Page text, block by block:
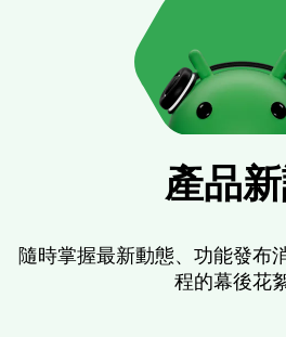
產品
隨時掌握最新動態、功能發布
程的幕後花絮